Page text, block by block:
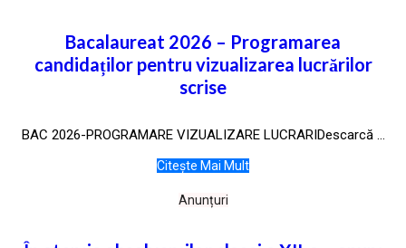
Bacalaureat 2026 – Programarea
candidaților pentru vizualizarea lucrărilor
scrise
BAC 2026-PROGRAMARE VIZUALIZARE LUCRARIDescarcă ...
Citește Mai Mult
Anunțuri